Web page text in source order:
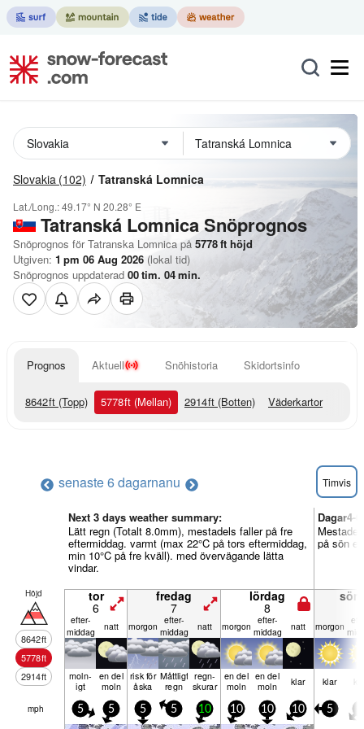
Slovakia (102) Tatranská Lomnica
Lat./Long.:49.17° N 20.28° E
Tatranská LomnicaSnöprognos
Snöprognos för Tatranska Lomnica på 5778ft höjd
Utgiven: 1 pm 06 Aug 2026 (lokal tid)
Snöprognos uppdaterad 00tim. 04min.
Prognos Aktuell Snöhistoria Skidortsinfo
8642ft (Topp) 5778ft (Mellan) 2914ft (Botten) Väderkartor
senaste 6 dagarnanu Timvis
Next 3 days weather summary:
Lätt regn (Totalt 8.0mm), mestadels faller på fre
eftermiddag. varmt (max 22°C på tors eftermiddag,
min 10°C på fre kväll). med övervägande lätta
vindar.
Dagar4-
på sön
Höjd
8642ft
5778ft
2914ft
tor
6
fredag
7
lördag
8
efter­
middag
natt mor­gon efter­
middag
natt mor­gon efter­
middag
natt mor­gon
moln­
igt
en del
moln
risk för
åska
Måttligt
regn
regn­
skurar
en del
moln
en del
moln klar klar
mph 5 5 5 5 10 10 10 10 5